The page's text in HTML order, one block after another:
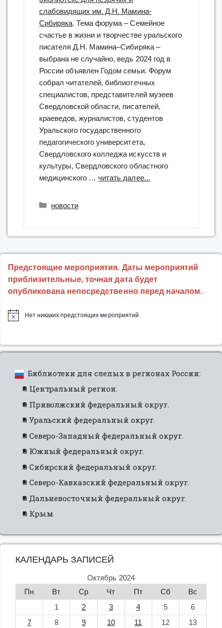
слабовидящих им. Д.Н. Мамина-
Сибиряка. Тема форума – Семейное
счастье в жизни и творчестве уральского
писателя Д.Н. Мамина–Сибиряка –
выбрана не случайно, ведь 2024 год в
России объявлен Годом семьи. Форум
собрал читателей, библиотечных
специалистов, представителей музеев
Свердловской области, писателей,
краеведов, журналистов, студентов
Уральского государственного
педагогического университета,
Свердловского колледжа искусств и
культуры, Свердловского областного
медицинского …читать далее...
Свердловской
Рубрики
новости
Предстоящие мероприятия. Даты мероприятий
приблизительные, точная дата будет
опубликована непосредственно перед началом.
Нет никаких предстоящих мероприятий.
Библиотеки для слепых в регионах России:
Центральный регион.
Приволжский федеральный округ.
Уральский федеральный округ.
Северо-Западный федеральный округ.
Южный федеральный округ.
Сибирский федеральный округ.
Северо-Кавказский федеральный округ.
Дальневосточный федеральный округ.
Крым.
КАЛЕНДАРЬ ЗАПИСЕЙ
Октябрь 2024
Пн
Вт Ср Чт Пт Сб
Вс
1
2 3 4 5
6
7
8 9 10 11 12 13